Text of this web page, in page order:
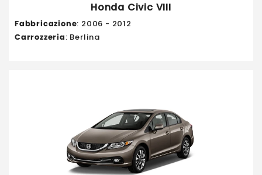
Honda Civic VIII
Fabbricazione: 2006 - 2012
Carrozzeria: Berlina